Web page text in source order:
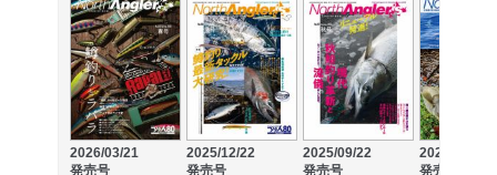
2026/03/21
発売号
2025/12/22
発売号
2025/09/22
発売号
2025/07/22
発売号